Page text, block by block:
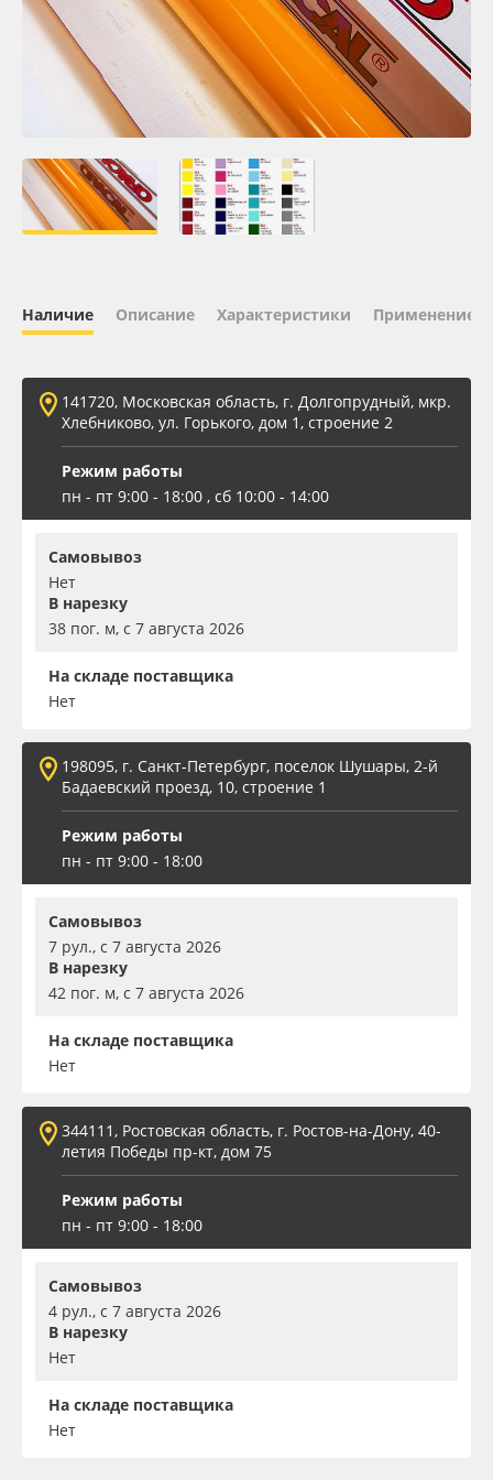
Oracal 641
Orajet 3640
ПЭТ листовой
Вспененный ПВХ
Баннер
Заготовки для сувениров
Наличие Описание Характеристики Применение
141720, Московская область, г. Долгопрудный, мкр.
Хлебниково, ул. Горького, дом 1, строение 2
Режим работы
пн - пт 9:00 - 18:00 , сб 10:00 - 14:00
Самовывоз
Нет
В нарезку
38 пог. м, с 7 августа 2026
На складе поставщика
Нет
198095, г. Санкт-Петербург, поселок Шушары, 2-й
Бадаевский проезд, 10, строение 1
Режим работы
пн - пт 9:00 - 18:00
Самовывоз
7 рул., с 7 августа 2026
В нарезку
42 пог. м, с 7 августа 2026
На складе поставщика
Нет
344111, Ростовская область, г. Ростов-на-Дону, 40-
летия Победы пр-кт, дом 75
Режим работы
пн - пт 9:00 - 18:00
Самовывоз
4 рул., с 7 августа 2026
В нарезку
Нет
На складе поставщика
Нет